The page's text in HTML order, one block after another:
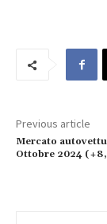
Previous article
Mercato
Ottobre 2024